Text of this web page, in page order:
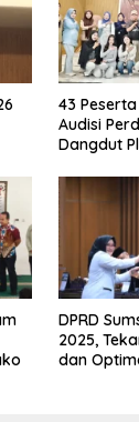
43
Audisi
Dangdut
DPRD
2025,
dan